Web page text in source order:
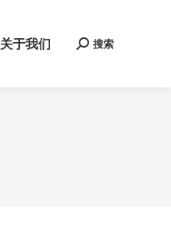
关于我们 Search:
搜索